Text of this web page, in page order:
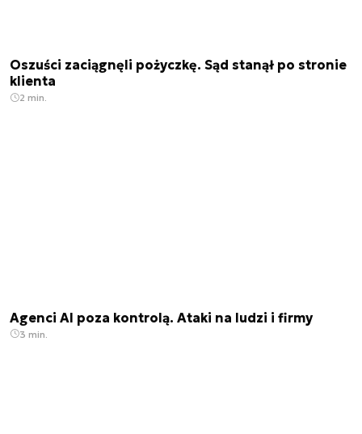
Oszuści zaciągnęli pożyczkę. Sąd stanął po stronie
klienta
2 min.
Agenci AI poza kontrolą. Ataki na ludzi i firmy
3 min.